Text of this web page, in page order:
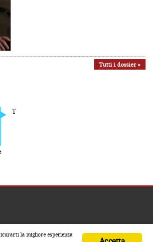
Tutti i dossier »
T
la migliore esperienza